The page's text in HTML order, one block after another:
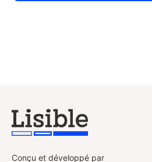
Conçu et développé par